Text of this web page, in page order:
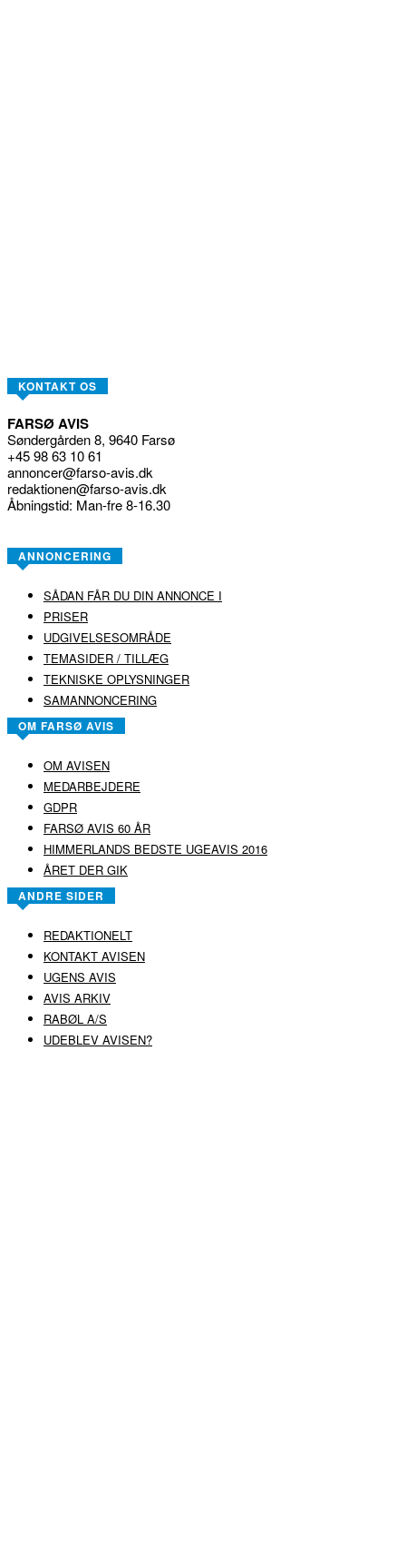
KONTAKT OS
FARSØ AVIS
Søndergården 8, 9640 Farsø
+45 98 63 10 61
annoncer@farso-avis.dk
redaktionen@farso-avis.dk
Åbningstid: Man-fre 8-16.30
ANNONCERING
SÅDAN FÅR DU DIN ANNONCE I
PRISER
UDGIVELSESOMRÅDE
TEMASIDER / TILLÆG
TEKNISKE OPLYSNINGER
SAMANNONCERING
OM FARSØ AVIS
OM AVISEN
MEDARBEJDERE
GDPR
FARSØ AVIS 60 ÅR
HIMMERLANDS BEDSTE UGEAVIS 2016
ÅRET DER GIK
ANDRE SIDER
REDAKTIONELT
KONTAKT AVISEN
UGENS AVIS
AVIS ARKIV
RABØL A/S
UDEBLEV AVISEN?